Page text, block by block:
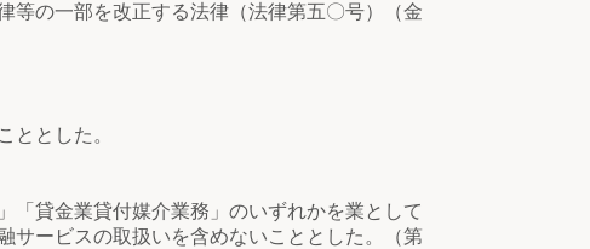
の一部を改正する法律（法律第五〇号）（金
ととした。
貸金業貸付媒介業務」のいずれかを業として
サービスの取扱いを含めないこととした。（第